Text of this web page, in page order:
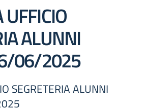
ALUNNI
06/2025
SEGRETERIA ALUNNI